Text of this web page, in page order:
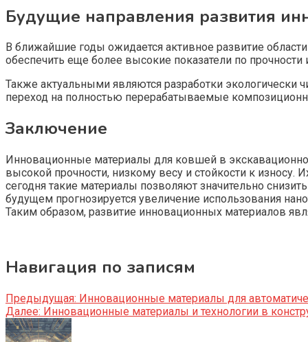
Будущие направления развития
В ближайшие годы ожидается активное развитие
обеспечить еще более высокие показатели по
Также актуальными являются разработки
переход на полностью перерабатываемые
Заключение
Инновационные материалы для ковшей в
высокой прочности, низкому весу и стойкости к
сегодня такие материалы позволяют значительно
будущем прогнозируется увеличение использования
Таким образом, развитие инновационных материалов
Навигация по записям
Предыдущая: Инновационные материалы для
Далее: Инновационные материалы и технологии в